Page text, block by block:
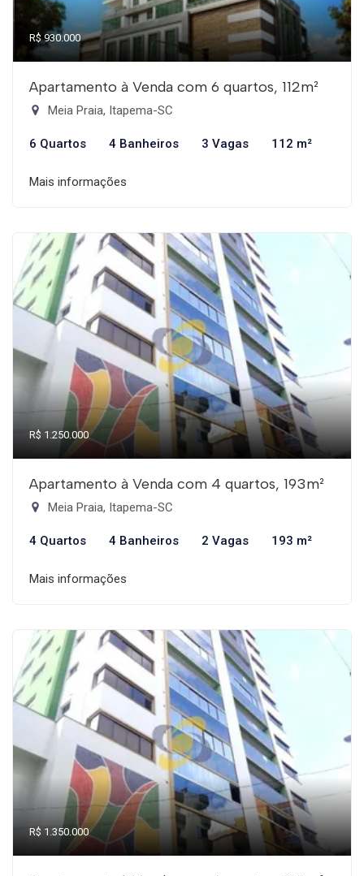
R$ 930.000
Apartamento à Venda com 6 quartos, 112m²
Meia Praia, Itapema-SC
6 Quartos 4 Banheiros 3 Vagas 112 m²
Mais informações
R$ 1.250.000
Apartamento à Venda com 4 quartos, 193m²
Meia Praia, Itapema-SC
4 Quartos 4 Banheiros 2 Vagas 193 m²
Mais informações
R$ 1.350.000